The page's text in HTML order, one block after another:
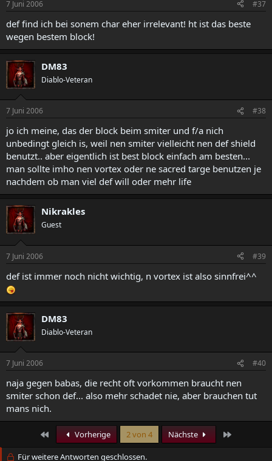
7 Juni 2006 #37
def find ich bei sonem char eher irrelevant! ht ist das beste
wegen bestem block!
DM83
Diablo-Veteran
7 Juni 2006 #38
jo ich meine, das der block beim smiter und f/a nich
unbedingt gleich is, weil nen smiter vielleicht nen def shield
benutzt.. aber eigentlich ist best block einfach am besten...
man sollte imho nen vortex oder ne sacred targe benutzen je
nachdem ob man viel def will oder mehr life
Nikrakles
Guest
7 Juni 2006 #39
def ist immer noch nicht wichtig, n vortex ist also sinnfrei^^
DM83
Diablo-Veteran
7 Juni 2006 #40
naja gegen babas, die recht oft vorkommen braucht nen
smiter schon def... also mehr schadet nie, aber brauchen tut
mans nich.
Erste Vorherige 2 von 4 Nächste
Für weitere Antworten geschlossen.